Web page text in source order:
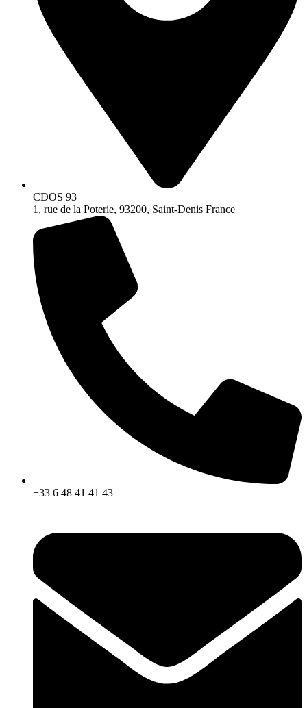
CDOS 93
1, rue de la Poterie, 93200, Saint-Denis France
+33 6 48 41 41 43